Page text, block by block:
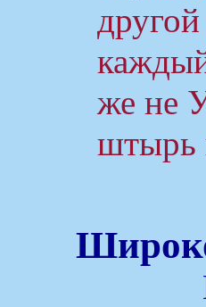
же не
штырь